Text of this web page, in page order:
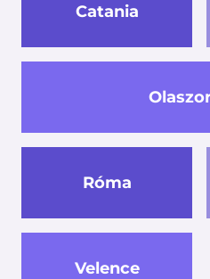
Catania
Róma
Velence